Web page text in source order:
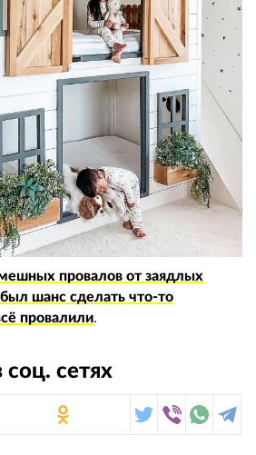
провалов от заядлых
шанс сделать что-то
провалили.
соц. сетях